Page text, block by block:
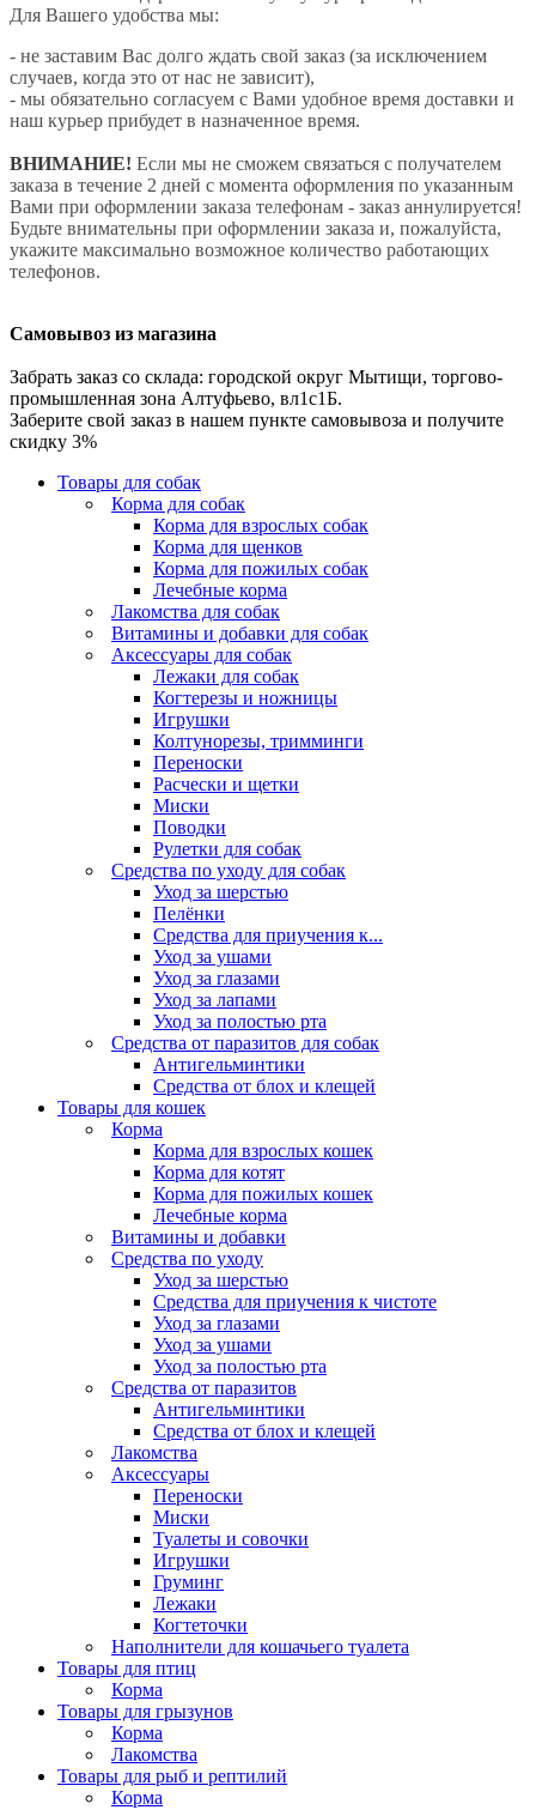
Для Вашего удобства мы:
- не заставим Вас долго ждать свой заказ (за исключением
случаев, когда это от нас не зависит),
- мы обязательно согласуем с Вами удобное время доставки и
наш курьер прибудет в назначенное время.
ВНИМАНИЕ! Если мы не сможем связаться с получателем
заказа в течение 2 дней с момента оформления по указанным
Вами при оформлении заказа телефонам - заказ аннулируется!
Будьте внимательны при оформлении заказа и, пожалуйста,
укажите максимально возможное количество работающих
телефонов.
Самовывоз из магазина
Забрать заказ со склада: городской округ Мытищи, торгово-
промышленная зона Алтуфьево, вл1с1Б.
Заберите свой заказ в нашем пункте самовывоза и получите
скидку 3%
Товары для собак
Корма для собак
Корма для взрослых собак
Корма для щенков
Корма для пожилых собак
Лечебные корма
Лакомства для собак
Витамины и добавки для собак
Аксессуары для собак
Лежаки для собак
Когтерезы и ножницы
Игрушки
Колтунорезы, тримминги
Переноски
Расчески и щетки
Миски
Поводки
Рулетки для собак
Средства по уходу для собак
Уход за шерстью
Пелёнки
Средства для приучения к...
Уход за ушами
Уход за глазами
Уход за лапами
Уход за полостью рта
Средства от паразитов для собак
Антигельминтики
Средства от блох и клещей
Товары для кошек
Корма
Корма для взрослых кошек
Корма для котят
Корма для пожилых кошек
Лечебные корма
Витамины и добавки
Средства по уходу
Уход за шерстью
Средства для приучения к чистоте
Уход за глазами
Уход за ушами
Уход за полостью рта
Средства от паразитов
Антигельминтики
Средства от блох и клещей
Лакомства
Аксессуары
Переноски
Миски
Туалеты и совочки
Игрушки
Груминг
Лежаки
Когтеточки
Наполнители для кошачьего туалета
Товары для птиц
Корма
Товары для грызунов
Корма
Лакомства
Товары для рыб и рептилий
Корма